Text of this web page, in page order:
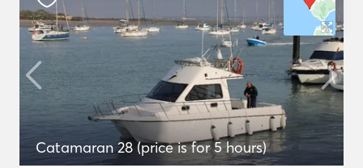
Catamaran 28 (price is for 5 hours)